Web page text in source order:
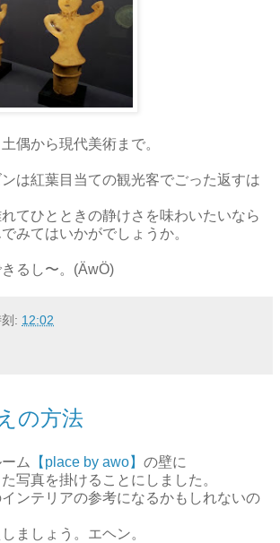
偶から現代美術まで。
は紅葉目当ての観光客でごった返すは
てひとときの静けさを味わいたいなら
みてはいかがでしょうか。
るし〜。(ÄwÖ)
: 12:02
の方法
ム 【place by awo】 の壁に
写真を掛けることにしました。
ンテリアの参考になるかもしれないの
ましょう。エヘン。